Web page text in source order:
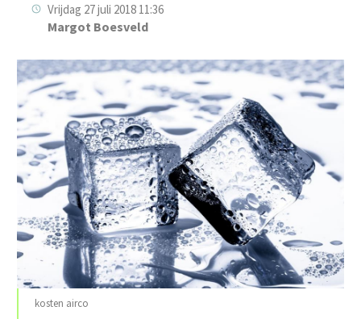
Vrijdag 27 juli 2018 11:36
Margot Boesveld
kosten airco